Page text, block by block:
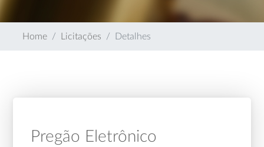
Home Licitações Detalhes
Pregão Eletrônico